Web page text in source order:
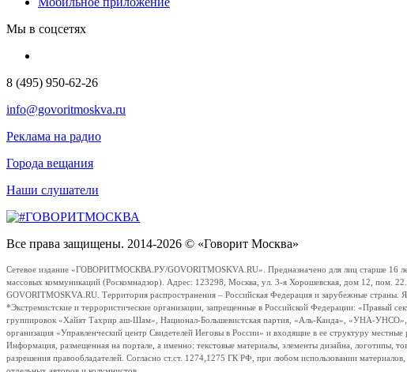
Мы в соцсетях
8 (495) 950-62-26
info@govoritmoskva.ru
Реклама на радио
Города вещания
Наши слушатели
Все права защищены. 2014-2026 © «Говорит Москва»
Сетевое издание «ГОВОРИТМОСКВА.РУ/GOVORITMOSKVA.RU». Предназначено для лиц старше 16
массовых коммуникаций (Роскомнадзор). Адрес: 123298, Москва, ул. 3-я Хорошевская, дом 12, пом.
GOVORITMOSKVA.RU. Территория распространения – Российская Федерация и зарубежные
*Экстремистские и террористические организации, запрещенные в Российской Федерации:
группировок «Хайят Тахрир аш-Шам», Национал-Большевистская партия, «Аль-Каида», «УНА-УНСО»,
организация «Управленческий центр Свидетелей Иеговы в России» и входящие в ее структуру местные
Информация, размещенная на портале, а именно: текстовые материалы, элементы дизайна, логотипы,
разрешения правообладателей. Согласно ст.ст. 1274,1275 ГК РФ, при любом использовании